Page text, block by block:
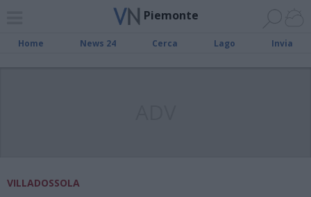
Piemonte
Home News 24 Cerca Lago Invia
VILLADOSSOLA